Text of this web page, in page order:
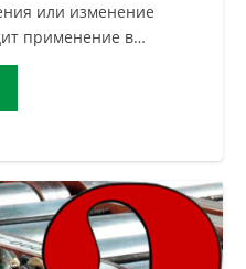
или изменение
применение в…